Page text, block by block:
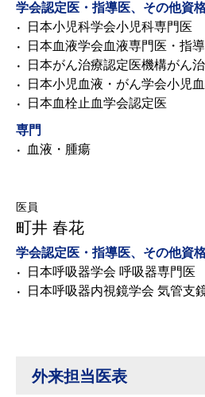
学会認定医・指導医、その他資
日本小児科学会小児科専門医
日本血液学会血液専門医・指
日本がん治療認定医機構がん
日本小児血液・がん学会小児
日本血栓止血学会認定医
専門
血液・腫瘍
医員
町井 春花
学会認定医・指導医、その他資
日本呼吸器学会 呼吸器専門医
日本呼吸器内視鏡学会 気管支
外来担当医表